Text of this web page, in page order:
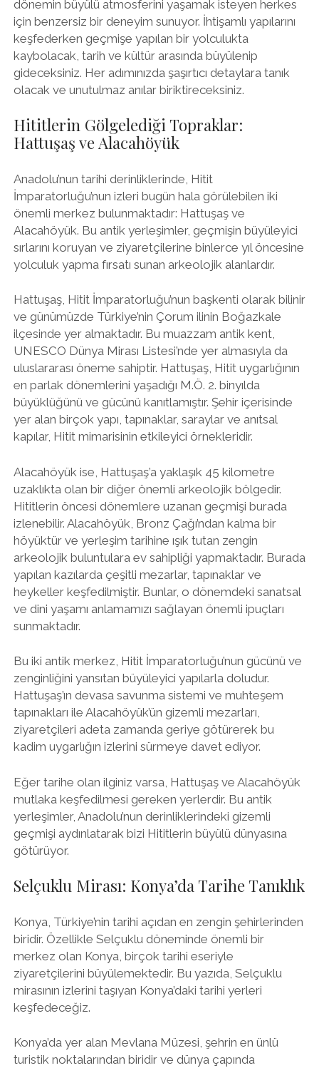
dönemin büyülü atmosferini yaşamak isteyen herkes
için benzersiz bir deneyim sunuyor. İhtişamlı yapılarını
keşfederken geçmişe yapılan bir yolculukta
kaybolacak, tarih ve kültür arasında büyülenip
gideceksiniz. Her adımınızda şaşırtıcı detaylara tanık
olacak ve unutulmaz anılar biriktireceksiniz.
Hititlerin Gölgelediği Topraklar:
Hattuşaş ve Alacahöyük
Anadolu’nun tarihi derinliklerinde, Hitit
İmparatorluğu’nun izleri bugün hala görülebilen iki
önemli merkez bulunmaktadır: Hattuşaş ve
Alacahöyük. Bu antik yerleşimler, geçmişin büyüleyici
sırlarını koruyan ve ziyaretçilerine binlerce yıl öncesine
yolculuk yapma fırsatı sunan arkeolojik alanlardır.
Hattuşaş, Hitit İmparatorluğu’nun başkenti olarak bilinir
ve günümüzde Türkiye’nin Çorum ilinin Boğazkale
ilçesinde yer almaktadır. Bu muazzam antik kent,
UNESCO Dünya Mirası Listesi’nde yer almasıyla da
uluslararası öneme sahiptir. Hattuşaş, Hitit uygarlığının
en parlak dönemlerini yaşadığı M.Ö. 2. binyılda
büyüklüğünü ve gücünü kanıtlamıştır. Şehir içerisinde
yer alan birçok yapı, tapınaklar, saraylar ve anıtsal
kapılar, Hitit mimarisinin etkileyici örnekleridir.
Alacahöyük ise, Hattuşaş’a yaklaşık 45 kilometre
uzaklıkta olan bir diğer önemli arkeolojik bölgedir.
Hititlerin öncesi dönemlere uzanan geçmişi burada
izlenebilir. Alacahöyük, Bronz Çağı’ndan kalma bir
höyüktür ve yerleşim tarihine ışık tutan zengin
arkeolojik buluntulara ev sahipliği yapmaktadır. Burada
yapılan kazılarda çeşitli mezarlar, tapınaklar ve
heykeller keşfedilmiştir. Bunlar, o dönemdeki sanatsal
ve dini yaşamı anlamamızı sağlayan önemli ipuçları
sunmaktadır.
Bu iki antik merkez, Hitit İmparatorluğu’nun gücünü ve
zenginliğini yansıtan büyüleyici yapılarla doludur.
Hattuşaş’ın devasa savunma sistemi ve muhteşem
tapınakları ile Alacahöyük’ün gizemli mezarları,
ziyaretçileri adeta zamanda geriye götürerek bu
kadim uygarlığın izlerini sürmeye davet ediyor.
Eğer tarihe olan ilginiz varsa, Hattuşaş ve Alacahöyük
mutlaka keşfedilmesi gereken yerlerdir. Bu antik
yerleşimler, Anadolu’nun derinliklerindeki gizemli
geçmişi aydınlatarak bizi Hititlerin büyülü dünyasına
götürüyor.
Selçuklu Mirası: Konya’da Tarihe Tanıklık
Konya, Türkiye’nin tarihi açıdan en zengin şehirlerinden
biridir. Özellikle Selçuklu döneminde önemli bir
merkez olan Konya, birçok tarihi eseriyle
ziyaretçilerini büyülemektedir. Bu yazıda, Selçuklu
mirasının izlerini taşıyan Konya’daki tarihi yerleri
keşfedeceğiz.
Konya’da yer alan Mevlana Müzesi, şehrin en ünlü
turistik noktalarından biridir ve dünya çapında